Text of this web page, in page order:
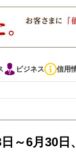
ビジネス 信用
～6月30日、